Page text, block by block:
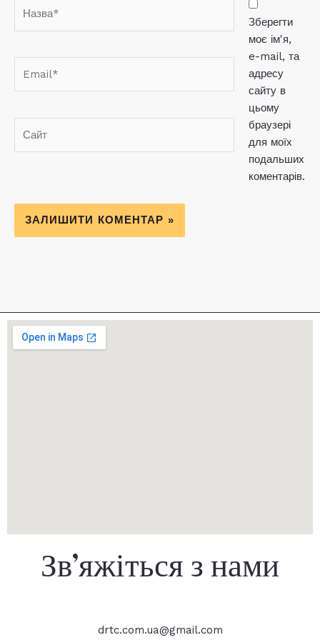
Зберегти
моє ім'я,
e-mail, та
адресу
сайту в
цьому
браузері
для моїх
подальших
коментарів.
Зв’яжіться з нами
drtc.com.ua@gmail.com